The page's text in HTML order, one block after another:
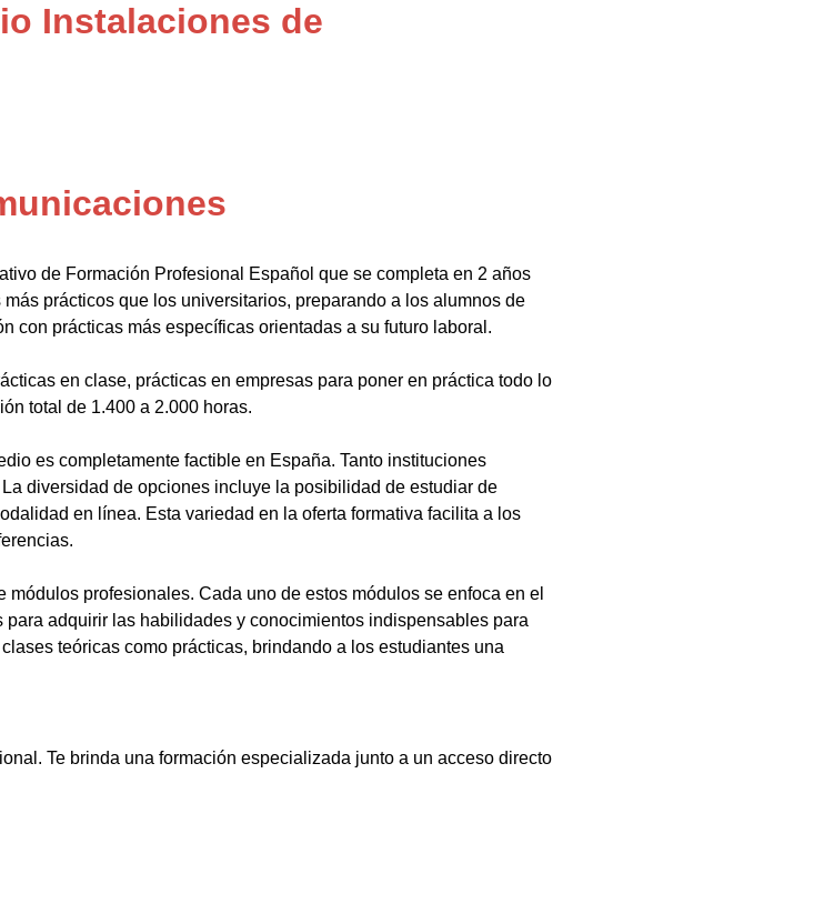
Instalaciones de
de Formación Profesional Español que se completa en 2 años
prácticos que los universitarios, preparando a los alumnos de
con prácticas más específicas orientadas a su futuro laboral.
en clase, prácticas en empresas para poner en práctica todo lo
total de 1.400 a 2.000 horas.
es completamente factible en España. Tanto instituciones
diversidad de opciones incluye la posibilidad de estudiar de
en línea. Esta variedad en la oferta formativa facilita a los
profesionales. Cada uno de estos módulos se enfoca en el
adquirir las habilidades y conocimientos indispensables para
teóricas como prácticas, brindando a los estudiantes una
Te brinda una formación especializada junto a un acceso directo